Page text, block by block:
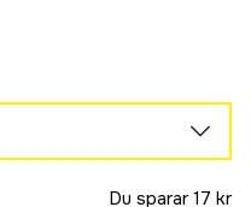
Slutsåld
Du sparar 17 kr